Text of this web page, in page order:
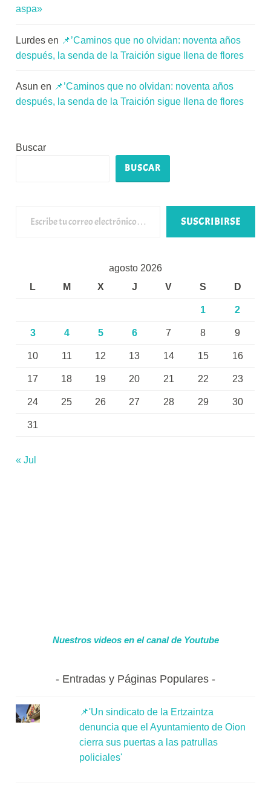
aspa»
Lurdes en 📌’Caminos que no olvidan: noventa años
después, la senda de la Traición sigue llena de flores
Asun en 📌’Caminos que no olvidan: noventa años
después, la senda de la Traición sigue llena de flores
Buscar
BUSCAR
SUSCRIBIRSE
agosto 2026
L
M X J V S D
1 2
3 4 5 6 7 8 9
10 11 12 13 14 15 16
17 18 19 20 21 22 23
24 25 26 27 28 29 30
31
« Jul
Nuestros videos en el canal de Youtube
Entradas y Páginas Populares
📌'Un sindicato de la Ertzaintza
denuncia que el Ayuntamiento de Oion
cierra sus puertas a las patrullas
policiales'